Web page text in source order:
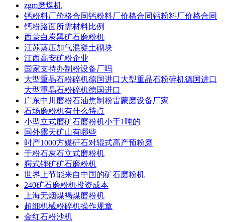
zgm磨煤机
钙粉料厂价格合同钙粉料厂价格合同钙粉料厂价格合同
钙粉路面所需材料比例
西蒙白炭黑矿石磨粉机
江苏蒸压加气混凝土砌块
江西高安矿粉企业
国家支持办制粉设备厂吗
大型重晶石粉碎机德国进口大型重晶石粉碎机德国进口
大型重晶石粉碎机德国进口
广东中川磨粉石油焦制粉雷蒙磨设备厂家
石场磨粉机有什么特点
小型立式磨矿石磨粉机小于1吨的
国外露天矿山有哪些
时产1000方媒矸石对辊式高产预粉磨
干粉石灰石立式磨粉机
腭式锂矿矿石磨粉机
世界上节能来自中国的矿石磨粉机
240矿石磨粉机投资成本
上海无烟煤褐煤磨粉机
超细机械粉碎机操作规章
金红石粉沙机